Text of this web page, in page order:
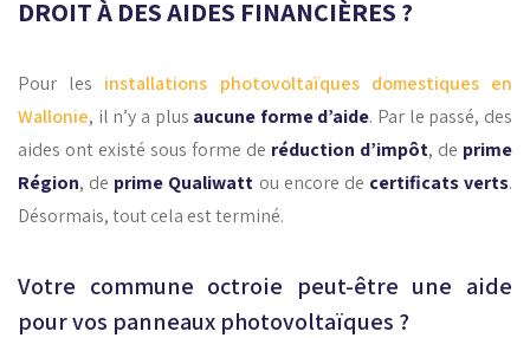
DROIT À DES AIDES FINANCIÈRES ?
Pour les installations photovoltaïques domestiques en
Wallonie, il n’y a plus aucune forme d’aide. Par le passé, des
aides ont existé sous forme de réduction d’impôt, de prime
Région, de prime Qualiwatt ou encore de certificats verts.
Désormais, tout cela est terminé.
Votre commune octroie peut-être une aide
pour vos panneaux photovoltaïques ?